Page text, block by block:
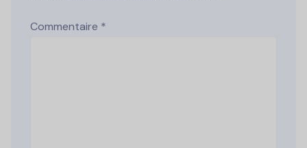
Commentaire *